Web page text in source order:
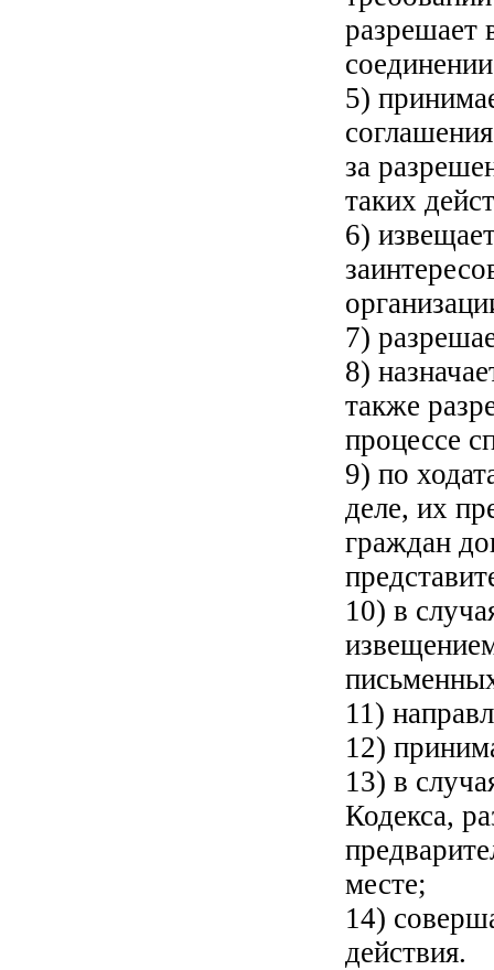
разрешает
5)
за
таких
6)
7)
8)
также
процессе
9) по
деле, их
граждан
10) в
11)
12)
13) в
Кодекса,
месте;
14)
действия.